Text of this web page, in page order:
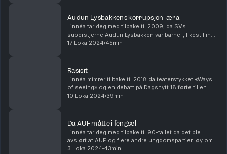
Audun Lysbakkens korrupsjon-æra
Linnéa tar deg med tilbake til 2009, da SVs
superstjerne Audun Lysbakken var barne-, likestilling
og inkluderingsminister, og på god vei til å bli ny
17 Loka 2024 45min
Rasisit
Linnéa mimrer tilbake til 2018 da teaterstykket «Ways
of seeing» og en debatt på Dagsnytt 18 førte til en
direktesendt true crime-serie i Dagsrevyen - med en
10 Loka 2024 39min
Da AUF måtte i fengsel
Linnéa tar deg med tilbake til 90-tallet da det ble
avslørt at AUF og flere andre ungdomspartier løy om
hvor mange medlemmer de hadde og svindlet til seg
3 Loka 2024 43min